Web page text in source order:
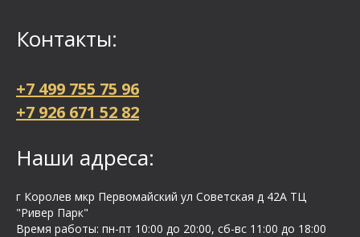
Контакты:
+7 499 755 75 96
+7 926 671 52 82
Наши адреса:
г Королев мкр Первомайский ул Cоветская д 42А ТЦ
"Ривер Парк"
Время работы: пн-пт 10:00 до 20:00, сб-вс 11:00 до 18:00